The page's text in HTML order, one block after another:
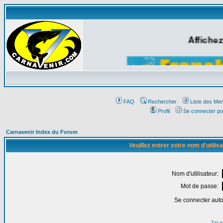
FAQ Rechercher
Liste des
Profil
Se connecter
Carnavenir Index du Forum
Veuillez entrer votre nom
Nom d'utilisateur:
Mot de passe:
Se connecter